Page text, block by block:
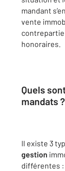
mandant
vente
contrepartie
honoraires.
Quels
mandats ?
Il existe 3
gestion
différentes :